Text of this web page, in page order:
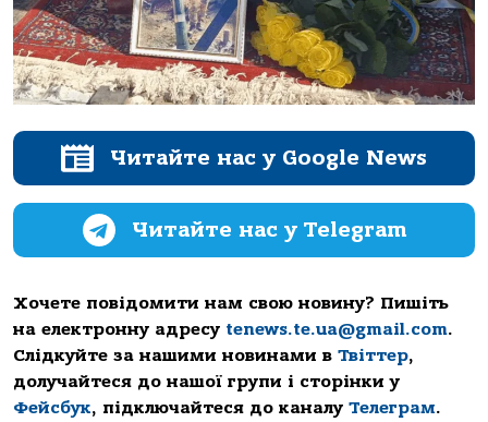
Читайте нас у Google News
Читайте нас у Telegram
Хочете повідомити нам свою новину? Пишіть
на електронну адресу tenews.te.ua@gmail.com.
Слідкуйте за нашими новинами в Твіттер,
долучайтеся до нашої групи і сторінки у
Фейсбук, підключайтеся до каналу Телеграм.